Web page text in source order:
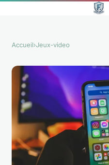
Accueil›Jeux-video